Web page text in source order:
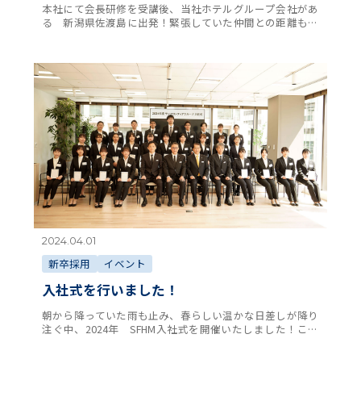
本社にて会長研修を受講後、当社ホテルグループ会社があ
る 新潟県佐渡島に出発！緊張していた仲間との距離もぐ
2024.04.01
新卒採用 イベント
入社式を行いました！
朝から降っていた雨も止み、春らしい温かな日差しが降り
注ぐ中、2024年 SFHM入社式を開催いたしました！この